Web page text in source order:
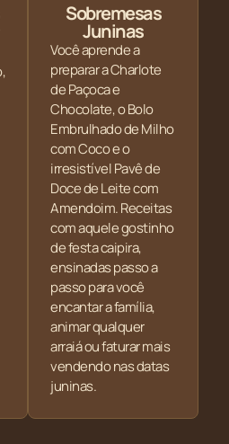
Sobremesas
Juninas
Você aprende a
preparar a Charlote
de Paçoca e
Chocolate, o Bolo
Embrulhado de Milho
com Coco e o
irresistível Pavê de
Doce de Leite com
Amendoim. Receitas
com aquele gostinho
de festa caipira,
ensinadas passo a
passo para você
encantar a família,
animar qualquer
arraiá ou faturar mais
vendendo nas datas
juninas.